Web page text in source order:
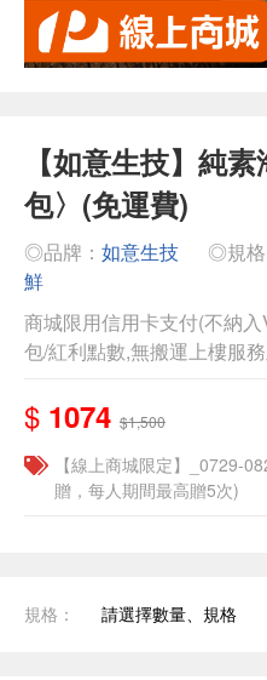
【如意生技】純
包〉(免運費)
◎品牌： 如意生技 ◎規
鮮
商城限用信用卡支付(不納
包/紅利點數,無搬運上樓服
$ 1074 $1,500
【線上商城限定】_0729-
贈，每人期間最高贈5次)
規格： 請選擇數量、規格